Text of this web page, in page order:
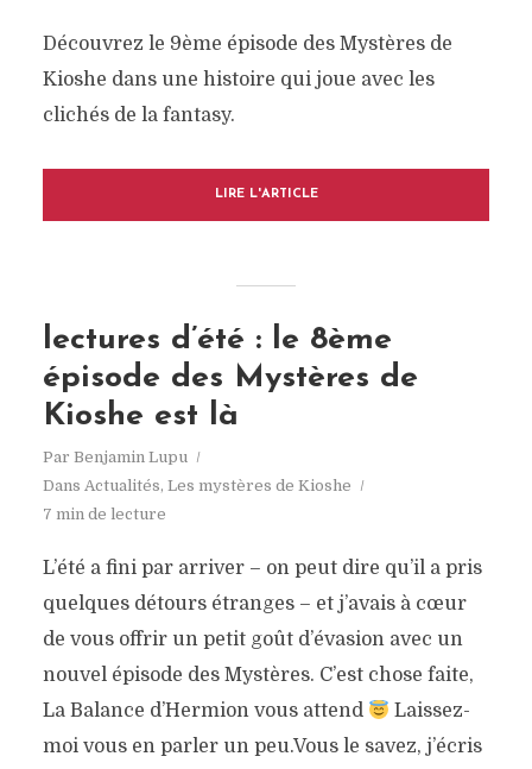
Découvrez le 9ème épisode des Mystères de
Kioshe dans une histoire qui joue avec les
clichés de la fantasy.
LIRE L'ARTICLE
lectures d’été : le 8ème
épisode des Mystères de
Kioshe est là
Par Benjamin Lupu
Dans Actualités, Les mystères de Kioshe
7 min de lecture
L’été a fini par arriver – on peut dire qu’il a pris
quelques détours étranges – et j’avais à cœur
de vous offrir un petit goût d’évasion avec un
nouvel épisode des Mystères. C’est chose faite,
La Balance d’Hermion vous attend
Laissez-
moi vous en parler un peu.Vous le savez, j’écris